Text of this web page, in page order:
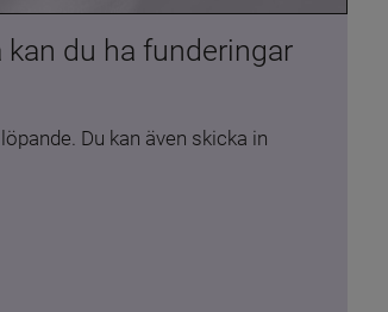
du ha funderingar
Du kan även skicka in